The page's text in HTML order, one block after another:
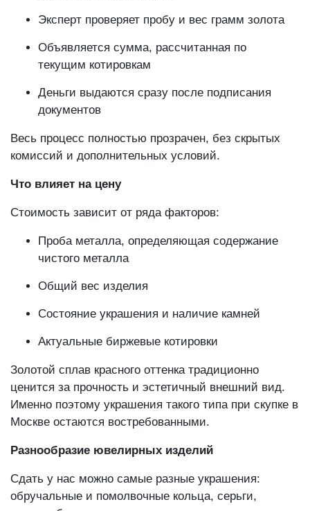
Эксперт проверяет пробу и вес грамм золота
Объявляется сумма, рассчитанная по
текущим котировкам
Деньги выдаются сразу после подписания
документов
Весь процесс полностью прозрачен, без скрытых
комиссий и дополнительных условий.
Что влияет на цену
Стоимость зависит от ряда факторов:
Проба металла, определяющая содержание
чистого металла
Общий вес изделия
Состояние украшения и наличие камней
Актуальные биржевые котировки
Золотой сплав красного оттенка традиционно
ценится за прочность и эстетичный внешний вид.
Именно поэтому украшения такого типа при скупке в
Москве остаются востребованными.
Разнообразие ювелирных изделий
Сдать у нас можно самые разные украшения:
обручальные и помолвочные кольца, серьги,